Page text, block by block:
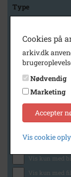
Type
Arkiv
Høng
Generelt
Vis kun med
Vis kun med
Cookies på
arkiv.dk
Nødvendig
Marketing
Accepter
Vis cookie